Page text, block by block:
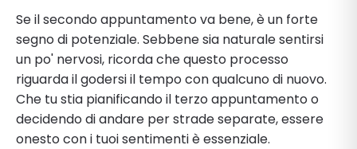
Se il secondo appuntamento va bene, è un forte
segno di potenziale. Sebbene sia naturale sentirsi
un po' nervosi, ricorda che questo processo
riguarda il godersi il tempo con qualcuno di nuovo.
Che tu stia pianificando il terzo appuntamento o
decidendo di andare per strade separate, essere
onesto con i tuoi sentimenti è essenziale.